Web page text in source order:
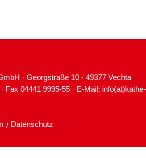
· Georgstraße 10 · 49377 Vechta
Fax 04441 9995-55 · E-Mail: info(at)kathe-
Datenschutz